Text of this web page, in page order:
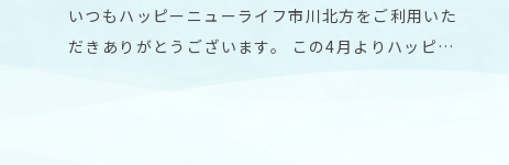
いつもハッピーニューライフ市川北方をご利用いた
だきありがとうございます。 この4月よりハッピー